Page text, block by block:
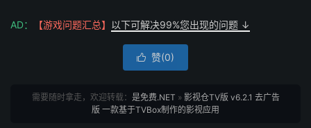
AD： 【游戏问题汇总】 以下可解决99%您出现的问题 ↓
 赞(0)
需要随时拿走，欢迎转载： 是免费.NET » 影视仓TV版 v6.2.1 去广告
版 一款基于TVBox制作的影视应用